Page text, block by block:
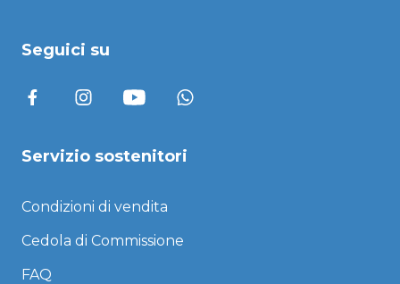
Seguici su
Servizio sostenitori
Condizioni di vendita
Cedola di Commissione
FAQ